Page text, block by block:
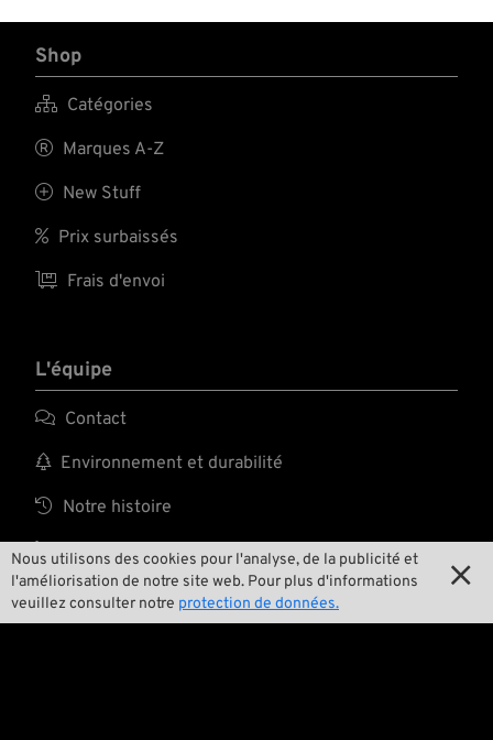
Nous utilisons des cookies pour l'analyse, de la publicité et
l'améliorisation de notre site web. Pour plus d'informations
veuillez consulter notre protection de données.

Shop
 Catégories
 Marques A-Z
 New Stuff
 Prix surbaissés
 Frais d'envoi
L'équipe
 Contact
 Environnement et durabilité
 Notre histoire
Wrecking Crew